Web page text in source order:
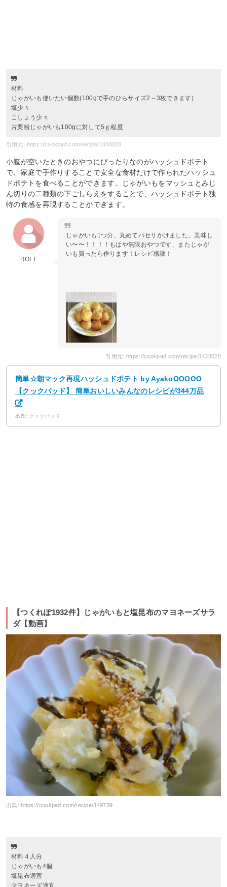
材料
じゃがいも使いたい個数(100gで手のひらサイズ2～3枚できます)
塩少々
こしょう少々
片栗粉じゃがいも100gに対して5ｇ程度
引用元: https://cookpad.com/recipe/1438028
小腹が空いたときのおやつにぴったりなのがハッシュドポテト
で、家庭で手作りすることで安全な食材だけで作られたハッシュ
ドポテトを食べることができます。じゃがいもをマッシュとみじ
ん切りの二種類の下ごしらえをすることで、ハッシュドポテト独
特の食感を再現することができます。
ROLΕ
じゃがいも1つ分、丸めてパセリかけました。美味し
い〜〜！！！！もはや無限おやつです、またじゃが
いも買ったら作ります！レシピ感謝！
引用元: https://cookpad.com/recipe/1438028
簡単☆朝マック再現ハッシュドポテト by AyakoOOOOO
【クックパッド】 簡単おいしいみんなのレシピが344万品
出典: クックパッド
【つくれぽ1932件】じゃがいもと塩昆布のマヨネーズサラ
ダ【動画】
出典: https://cookpad.com/recipe/349739
材料４人分
じゃがいも4個
塩昆布適宜